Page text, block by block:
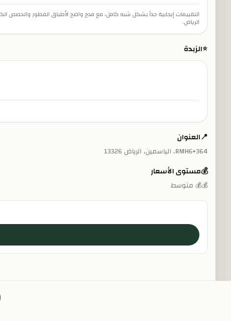
التقييمات إيجابية جداً بشكل شبه كامل، مع مدح واضح لأطباق الفطور والحصص
الرياض.
⭐الزبدة
📍العنوان
RMH6+364، الياسمين، الرياض 13326
💰مستوى الأسعار
💰💰 متوسط